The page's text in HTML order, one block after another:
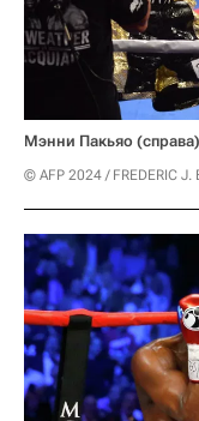
Мэнни Пакьяо
© AFP 2024 / FREDERIC J.